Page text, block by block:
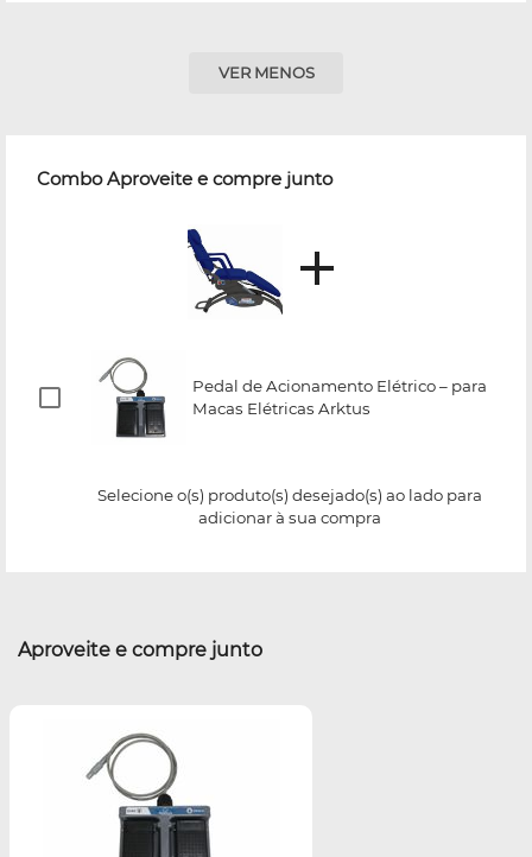
VER MENOS
Combo Aproveite e compre junto
Pedal de Acionamento Elétrico – para
Macas Elétricas Arktus
Selecione o(s) produto(s) desejado(s) ao lado para
adicionar à sua compra
Aproveite e compre junto